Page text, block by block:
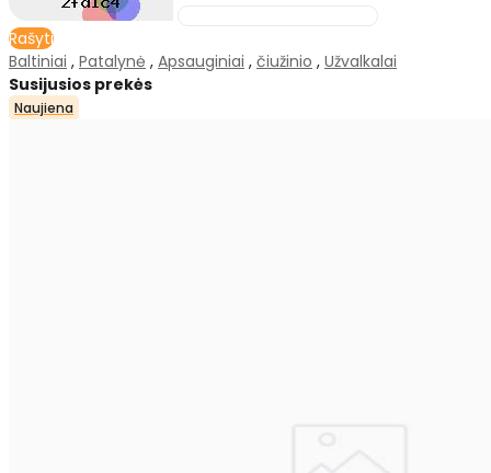
Rašyti
Baltiniai , Patalynė , Apsauginiai , čiužinio , Užvalkalai
Susijusios prekės
Naujiena